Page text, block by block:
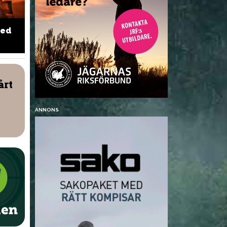
Jägarna gör en
insats för
Regeringen förenklar
jaktreglerna – sekretess
för rovdjursjägare införs
Osso Buco med lägg från
älg
Vild indisk
ANNONS